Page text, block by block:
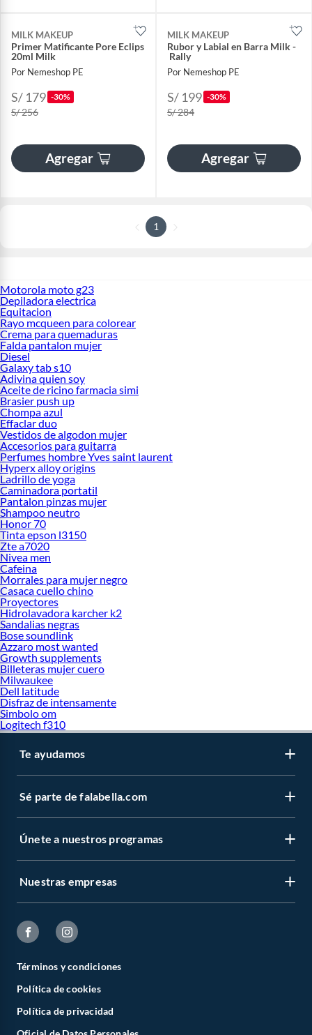
MILK MAKEUP
Primer Matificante Pore Eclips
20ml Milk
Por Nemeshop PE
S/ 179 -30%
S/ 256
Agregar
MILK MAKEUP
Rubor y Labial en Barra Milk -
Rally
Por Nemeshop PE
S/ 199 -30%
S/ 284
Agregar
1
Motorola moto g23
Depiladora electrica
Equitacion
Rayo mcqueen para colorear
Crema para quemaduras
Falda pantalon mujer
Diesel
Galaxy tab s10
Adivina quien soy
Aceite de ricino farmacia simi
Brasier push up
Chompa azul
Effaclar duo
Vestidos de algodon mujer
Accesorios para guitarra
Perfumes hombre Yves saint laurent
Hyperx alloy origins
Ladrillo de yoga
Caminadora portatil
Pantalon pinzas mujer
Shampoo neutro
Honor 70
Tinta epson l3150
Zte a7020
Nivea men
Cafeina
Morrales para mujer negro
Casaca cuello chino
Proyectores
Hidrolavadora karcher k2
Sandalias negras
Bose soundlink
Azzaro most wanted
Growth supplements
Billeteras mujer cuero
Milwaukee
Dell latitude
Disfraz de intensamente
Simbolo om
Logitech f310
Te ayudamos
Sé parte de falabella.com
Únete a nuestros programas
Nuestras empresas
Términos y condiciones
Política de cookies
Política de privacidad